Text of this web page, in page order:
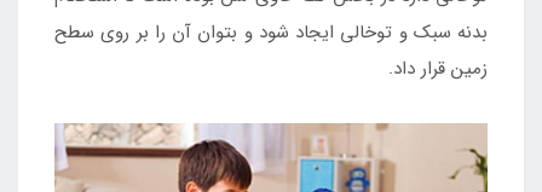
بدنه سبک و توخالی ایجاد شود و بتوان آن را بر روی سطح
زمین قرار داد.